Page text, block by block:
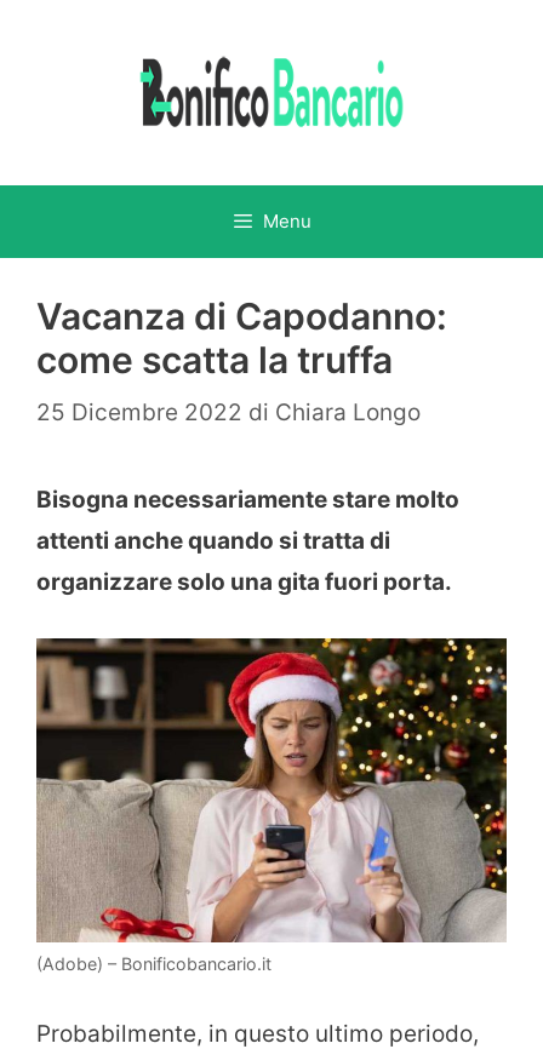
Menu
Vacanza di Capodanno:
come scatta la truffa
25 Dicembre 2022 di Chiara Longo
Bisogna necessariamente stare molto
attenti anche quando si tratta di
organizzare solo una gita fuori porta.
(Adobe) – Bonificobancario.it
Probabilmente, in questo ultimo periodo,